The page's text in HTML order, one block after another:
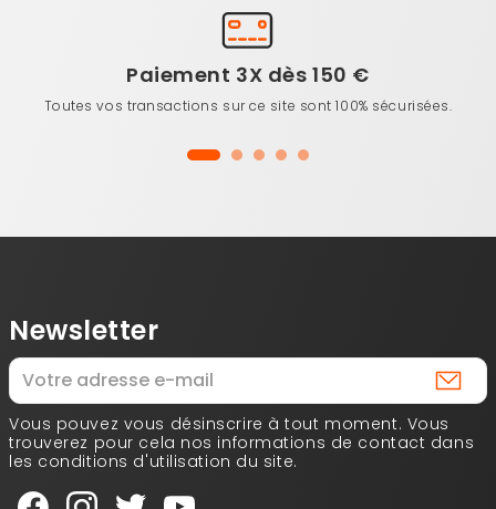
Paiement 3X dès 150 €
Toutes vos transactions sur ce site sont 100% sécurisées.
Newsletter
Vous pouvez vous désinscrire à tout moment. Vous
trouverez pour cela nos informations de contact dans
les conditions d'utilisation du site.